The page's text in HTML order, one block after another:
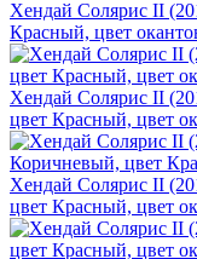
Хендай Солярис II
Красный, цвет
Хендай Солярис II
цвет Красный, цвет
Хендай Солярис II
цвет Красный, цвет